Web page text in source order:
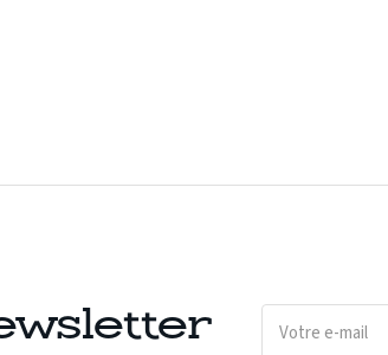
Votre
mail